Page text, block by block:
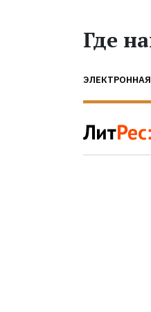
Где
ЭЛЕКТРОННАЯ